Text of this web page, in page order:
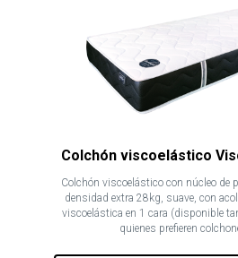
Colchón viscoelástico
Colchón viscoelástico con núcleo de
densidad extra 28kg, suave, con
viscoelástica en 1 cara (disponible
quienes prefieren